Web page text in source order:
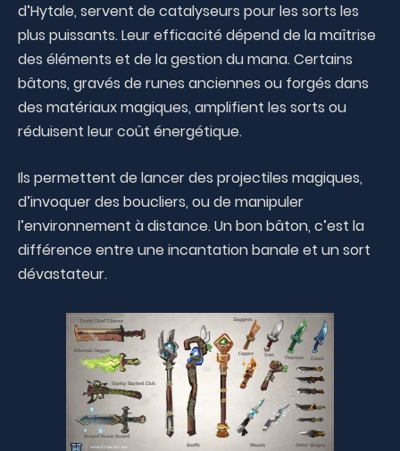
d’Hytale, servent de catalyseurs pour les sorts les
plus puissants. Leur efficacité dépend de la maîtrise
des éléments et de la gestion du mana. Certains
bâtons, gravés de runes anciennes ou forgés dans
des matériaux magiques, amplifient les sorts ou
réduisent leur coût énergétique.
Ils permettent de lancer des projectiles magiques,
d’invoquer des boucliers, ou de manipuler
l’environnement à distance. Un bon bâton, c’est la
différence entre une incantation banale et un sort
dévastateur.